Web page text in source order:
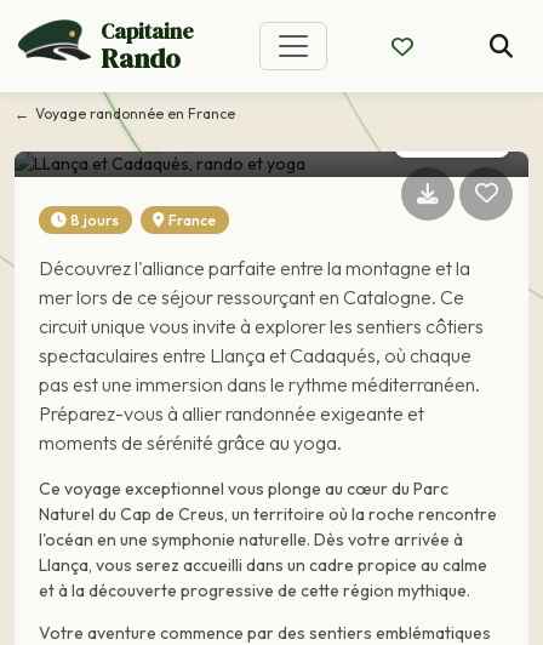
Capitaine
Rando
Voyage randonnée en France
Voyage France
LLança et Cadaqués,
rando et yoga
8 jours France
Découvrez l'alliance parfaite entre la montagne et la
mer lors de ce séjour ressourçant en Catalogne. Ce
circuit unique vous invite à explorer les sentiers côtiers
spectaculaires entre Llança et Cadaqués, où chaque
pas est une immersion dans le rythme méditerranéen.
Préparez-vous à allier randonnée exigeante et
moments de sérénité grâce au yoga.
Ce voyage exceptionnel vous plonge au cœur du Parc
Naturel du Cap de Creus, un territoire où la roche rencontre
l'océan en une symphonie naturelle. Dès votre arrivée à
Llança, vous serez accueilli dans un cadre propice au calme
et à la découverte progressive de cette région mythique.
Votre aventure commence par des sentiers emblématiques